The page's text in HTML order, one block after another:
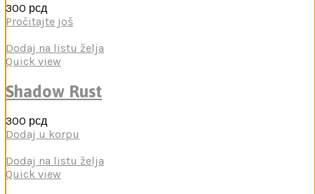
300 рсд
Pročitajte još
Dodaj na listu želja
Quick view
Shadow Rust
300 рсд
Dodaj u korpu
Dodaj na listu želja
Quick view